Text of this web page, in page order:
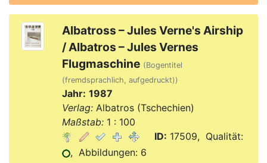
Albatross – Jules Verne's Airship
/ Albatros – Jules Vernes
Flugmaschine (Bogentitel
(fremdsprachlich, aufgedruckt))
Jahr: 1987
Verlag:Albatros (Tschechien)
Maßstab:1 : 100
ID: 17509, Qualität:
, Abbildungen: 6